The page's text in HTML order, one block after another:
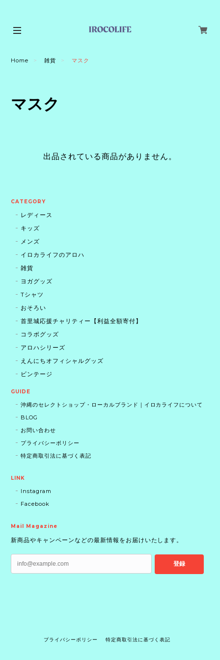
Home 雑貨 マスク
マスク
出品されている商品がありません。
CATEGORY
レディース
キッズ
メンズ
イロカライフのアロハ
雑貨
ヨガグッズ
Tシャツ
おそろい
首里城応援チャリティー【利益全額寄付】
コラボグッズ
アロハシリーズ
えんにちオフィシャルグッズ
ビンテージ
GUIDE
沖縄のセレクトショップ・ローカルブランド｜イロカライフについて
BLOG
お問い合わせ
プライバシーポリシー
特定商取引法に基づく表記
LINK
Instagram
Facebook
Mail Magazine
新商品やキャンペーンなどの最新情報をお届けいたします。
登録
プライバシーポリシー 特定商取引法に基づく表記